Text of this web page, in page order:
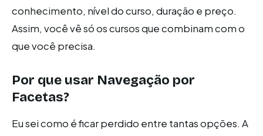
conhecimento, nível do curso, duração e preço.
Assim, você vê só os cursos que combinam com o
que você precisa.
Por que usar Navegação por
Facetas?
Eu sei como é ficar perdido entre tantas opções. A